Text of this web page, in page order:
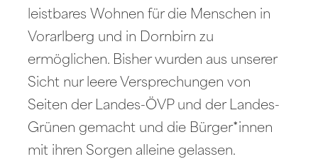
leistbares Wohnen für die Menschen in
Vorarlberg und in Dornbirn zu
ermöglichen. Bisher wurden aus unserer
Sicht nur leere Versprechungen von
Seiten der Landes-ÖVP und der Landes-
Grünen gemacht und die Bürger*innen
mit ihren Sorgen alleine gelassen.